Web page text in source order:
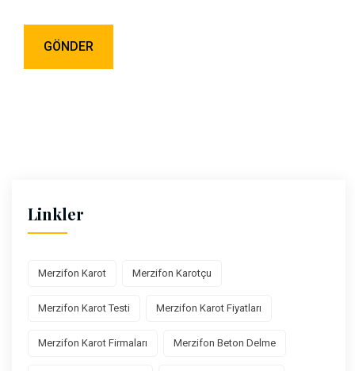
Linkler
Merzifon Karot Merzifon Karotçu
Merzifon Karot Testi Merzifon Karot Fiyatları
Merzifon Karot Firmaları Merzifon Beton Delme